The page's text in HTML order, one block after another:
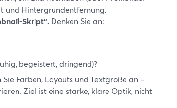
und Hintergrundentfernung.
Skript“. Denken Sie an:
begeistert, dringend)?
Sie Farben, Layouts und Textgröße an –
Ziel ist eine starke, klare Optik, nicht